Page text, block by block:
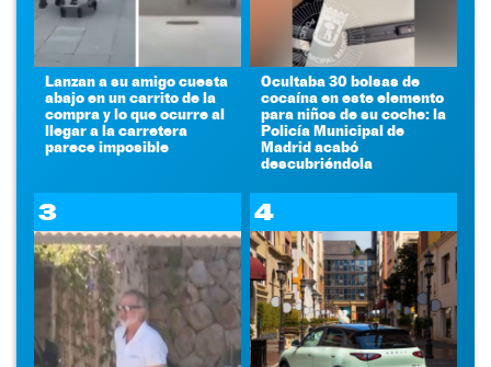
Lanzan a su amigo cuesta
abajo en un carrito de la
compra y lo que ocurre al
llegar a la carretera
parece imposible
Ocultaba 30 bolsas de
cocaína en este elemento
para niños de su coche: la
Policía Municipal de
Madrid acabó
descubriéndola
3 4